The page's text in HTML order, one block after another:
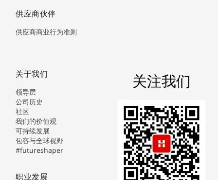
供应商伙伴
供应商商业行为准则
关于我们
领导层
公司历史
社区
我们的价值观
可持续发展
包容与全球视野
#futureshaper
职业发展
关注我们